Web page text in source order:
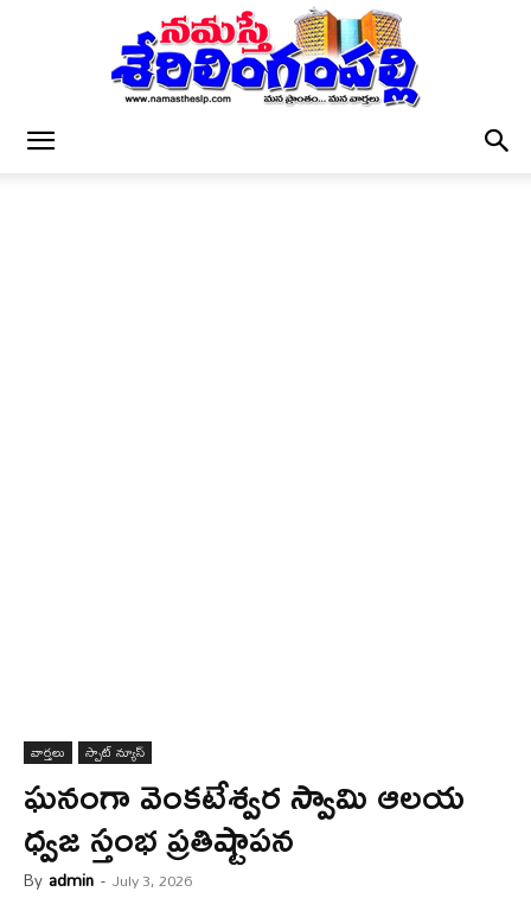
వార్త‌లు స్పాట్ న్యూస్
ఘ‌నంగా వెంక‌టేశ్వ‌ర స్వామి ఆల‌య
ధ్వ‌జ స్తంభ ప్ర‌తిష్టాప‌న
By admin - July 3, 2026